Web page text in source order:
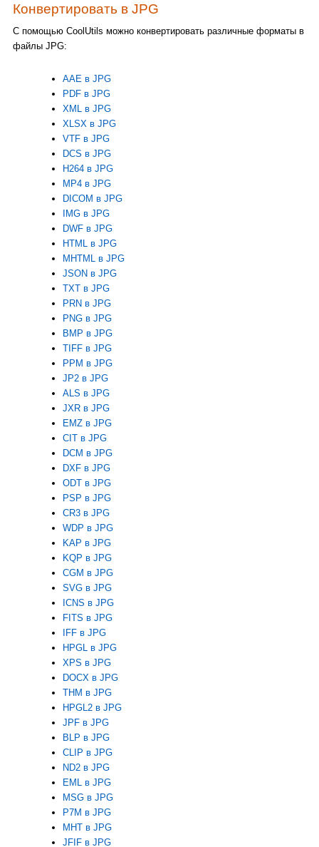
Конвертировать в JPG
С помощью CoolUtils можно конвертировать различные форматы в
файлы JPG:
AAE в JPG
PDF в JPG
XML в JPG
XLSX в JPG
VTF в JPG
DCS в JPG
H264 в JPG
MP4 в JPG
DICOM в JPG
IMG в JPG
DWF в JPG
HTML в JPG
MHTML в JPG
JSON в JPG
TXT в JPG
PRN в JPG
PNG в JPG
BMP в JPG
TIFF в JPG
PPM в JPG
JP2 в JPG
ALS в JPG
JXR в JPG
EMZ в JPG
CIT в JPG
DCM в JPG
DXF в JPG
ODT в JPG
PSP в JPG
CR3 в JPG
WDP в JPG
KAP в JPG
KQP в JPG
CGM в JPG
SVG в JPG
ICNS в JPG
FITS в JPG
IFF в JPG
HPGL в JPG
XPS в JPG
DOCX в JPG
THM в JPG
HPGL2 в JPG
JPF в JPG
BLP в JPG
CLIP в JPG
ND2 в JPG
EML в JPG
MSG в JPG
P7M в JPG
MHT в JPG
JFIF в JPG